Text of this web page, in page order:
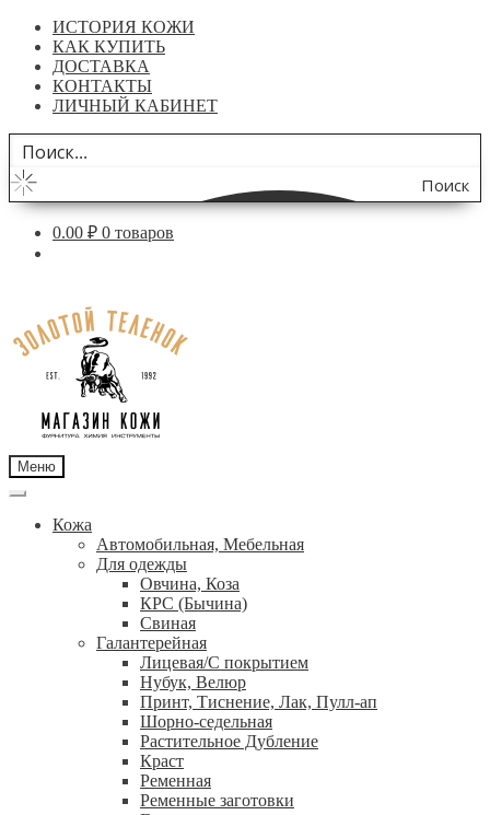
ИСТОРИЯ КОЖИ
КАК КУПИТЬ
ДОСТАВКА
КОНТАКТЫ
ЛИЧНЫЙ КАБИНЕТ
Поиск
по
0.00 ₽ 0 товаров
навигации
содержимому
Меню
Кожа
Автомобильная, Мебельная
Для одежды
Овчина, Коза
КРС (Бычина)
Свиная
Галантерейная
Лицевая/С покрытием
Нубук, Велюр
Принт, Тиснение, Лак, Пулл-ап
Шорно-седельная
Растительное Дубление
Краст
Ременная
Ременные заготовки